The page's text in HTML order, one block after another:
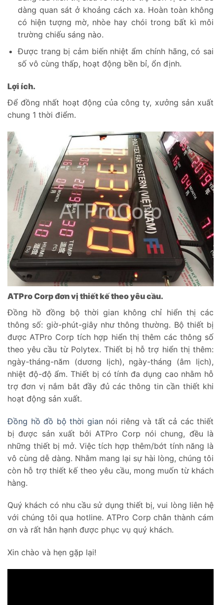
dàng quan sát ở khoảng cách xa. Hoàn toàn không
có hiện tượng mờ, nhòe hay chói trong bất kì môi
trường chiếu sáng nào.
Được trang bị cảm biến nhiệt ẩm chính hãng, có sai
số vô cùng thấp, hoạt động bền bỉ, ổn định.
Lợi ích.
Để đồng nhất hoạt động của công ty, xưởng sản xuất
chung 1 thời điểm.
ATPro Corp đơn vị thiết kế theo yêu cầu.
Đồng hồ đồng bộ thời gian không chỉ hiển thị các
thông số: giờ-phút-giây như thông thường. Bộ thiết bị
được ATPro Corp tích hợp hiển thị thêm các thông số
theo yêu cầu từ Polytex. Thiết bị hỗ trợ hiển thị thêm:
ngày-tháng-năm (dương lịch), ngày-tháng (âm lịch),
nhiệt độ-độ ẩm. Thiết bị có tính đa dụng cao nhằm hỗ
trợ đơn vị nắm bắt đầy đủ các thông tin cần thiết khi
hoạt động sản xuất.
Đồng hồ đồ bộ thời giannói riêng và tất cả các thiết
bị được sản xuất bởi ATPro Corp nói chung, đều là
những thiết bị mở. Việc tích hợp thêm/bớt tính năng là
vô cùng dễ dàng. Nhằm mang lại sự hài lòng, chúng tôi
còn hỗ trợ thiết kế theo yêu cầu, mong muốn từ khách
hàng.
Quý khách có nhu cầu sử dụng thiết bị, vui lòng liên hệ
với chúng tôi qua hotline. ATPro Corp chân thành cám
ơn và rất hân hạnh được phục vụ quý khách.
Xin chào và hẹn gặp lại!